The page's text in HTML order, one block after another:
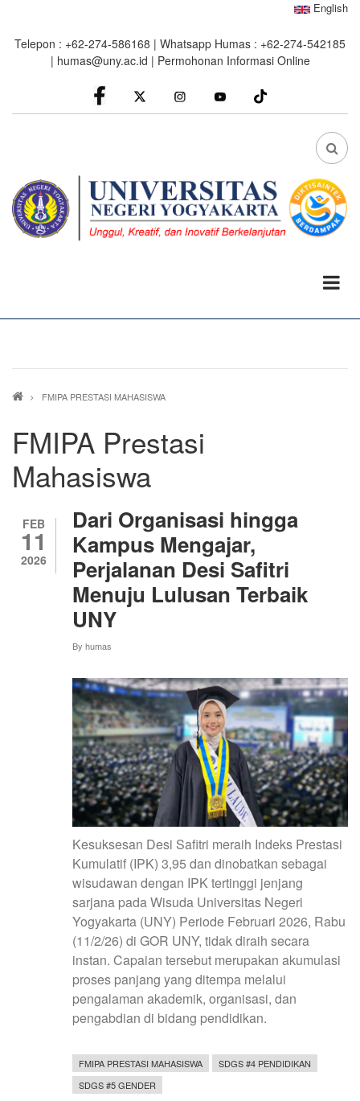
main
English
Telepon : +62-274-586168 | Whatsapp Humas : +62-274-542185
| humas@uny.ac.id | Permohonan Informasi Online
facebook
Instagram youtube
FA
Breadcrumb
FMIPA PRESTASI MAHASISWA
FMIPA Prestasi
Mahasiswa
FEB
11
2026
Dari Organisasi hingga
Kampus Mengajar,
Perjalanan Desi Safitri
Menuju Lulusan Terbaik
UNY
By humas
Kesuksesan Desi Safitri meraih Indeks Prestasi
Kumulatif (IPK) 3,95 dan dinobatkan sebagai
wisudawan dengan IPK tertinggi jenjang
sarjana pada Wisuda Universitas Negeri
Yogyakarta (UNY) Periode Februari 2026, Rabu
(11/2/26) di GOR UNY, tidak diraih secara
instan. Capaian tersebut merupakan akumulasi
proses panjang yang ditempa melalui
pengalaman akademik, organisasi, dan
pengabdian di bidang pendidikan.
FMIPA PRESTASI MAHASISWA
SDGS #4 PENDIDIKAN
SDGS #5 GENDER